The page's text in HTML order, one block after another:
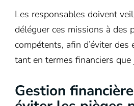
Les responsables doivent
déléguer ces missions à des
compétents, afin d’éviter des
tant en termes financiers que
Gestion